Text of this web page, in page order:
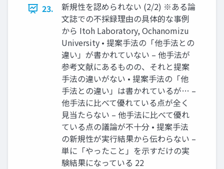
23.
新規性を認められない (2/2) ※ある論
文誌での不採録理由の具体的な事例
から Itoh Laboratory, Ochanomizu
University • 提案手法の「他手法との
違い」が書かれていない – 他手法が
参考文献にあるものの、それと提案
手法の違いがない • 提案手法の「他
手法との違い」は書かれているが… –
他手法に比べて優れている点が全く
見当たらない – 他手法に比べて優れ
ている点の議論が不十分 • 提案手法
の新規性が実行結果から伝わらない –
単に「やったこと」を示すだけの実
験結果になっている 22